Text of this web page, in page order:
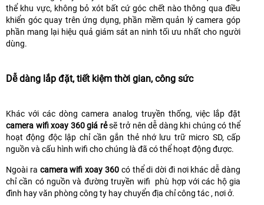
thể khu vực, không bỏ xót bất cứ góc chết nào thông qua điều
khiển góc quay trên ứng dụng, phần mềm quản lý camera góp
phần mang lại hiệu quả giám sát an ninh tối ưu nhất cho người
dùng.
Dễ dàng lắp đặt, tiết kiệm thời gian, công sức
Khác với các dòng camera analog truyền thống, việc lắp đặt
camera wifi xoay 360 giá rẻsẽ trở nên dễ dàng khi chúng có thể
hoạt động độc lập chỉ cần gắn thẻ nhớ lưu trữ micro SD, cấp
nguồn và cấu hình wifi cho chúng là đã có thể hoạt động được.
Ngoài ra camera wifi xoay 360có thể di dời đi nơi khác dễ dàng
chỉ cần có nguồn và đường truyền wifi phù hợp với các hộ gia
đình hay văn phòng công ty hay chuyển địa chỉ công tác , nơi ở.